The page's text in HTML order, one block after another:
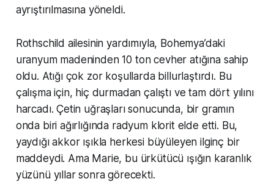
ayrıştırılmasına yöneldi.
Rothschild ailesinin yardımıyla, Bohemya’daki
uranyum madeninden 10 ton cevher atığına sahip
oldu. Atığı çok zor koşullarda billurlaştırdı. Bu
çalışma için, hiç durmadan çalıştı ve tam dört yılını
harcadı. Çetin uğraşları sonucunda, bir gramın
onda biri ağırlığında radyum klorit elde etti. Bu,
yaydığı akkor ışıkla herkesi büyüleyen ilginç bir
maddeydi. Ama Marie, bu ürkütücü ışığın karanlık
yüzünü yıllar sonra görecekti.